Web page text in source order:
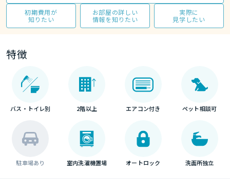
初期費用が
知りたい
お部屋の詳しい
情報を知りたい
実際に
見学したい
特徴
バス・トイレ別 2階以上 エアコン付き ペット相談可
駐車場あり 室内洗濯機置場 オートロック 洗面所独立